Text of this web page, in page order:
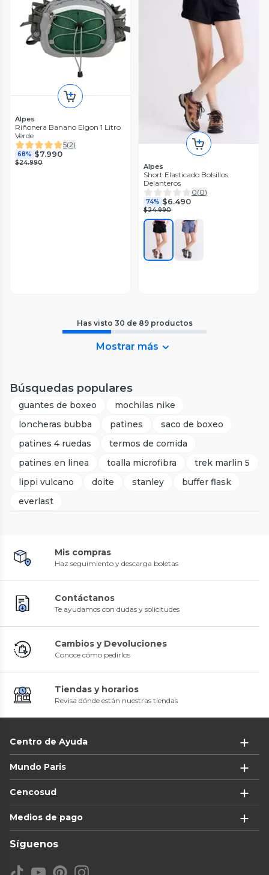
Alpes
Riñonera Banano Elgon 1 Litro
Verde
5(2)
68% $7.990
$24.990 Alpes
Short Elasticado Bolsillos
Delanteros
0(0)
74% $6.490
$24.990
Has visto 30 de 89 productos
Mostrar más
Búsquedas populares
guantes de boxeo
mochilas nike
loncheras bubba
patines
saco de boxeo
patines 4 ruedas
termos de comida
patines en linea
toalla microfibra
trek marlin 5
lippi vulcano
doite stanley
buffer flask
everlast
Mis compras
Haz seguimiento y descarga boletas
Contáctanos
Te ayudamos con dudas y solicitudes
Cambios y Devoluciones
Conoce cómo pedirlos
Tiendas y horarios
Revisa dónde están nuestras tiendas
Centro de Ayuda
Mundo Paris
Cencosud
Medios de pago
Síguenos